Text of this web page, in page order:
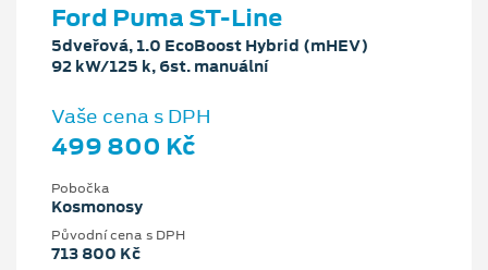
Ford Puma ST-Line
5dveřová, 1.0 EcoBoost Hybrid (mHEV)
92 kW/125 k, 6st. manuální
Vaše cena s DPH
499 800 Kč
Pobočka
Kosmonosy
Původní cena s DPH
713 800 Kč